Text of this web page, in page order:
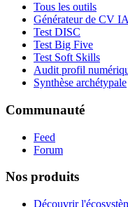
Tous les outils
Générateur de CV IA
Test DISC
Test Big Five
Test Soft Skills
Audit profil
Synthèse archétypale
Communauté
Feed
Forum
Nos produits
Découvrir